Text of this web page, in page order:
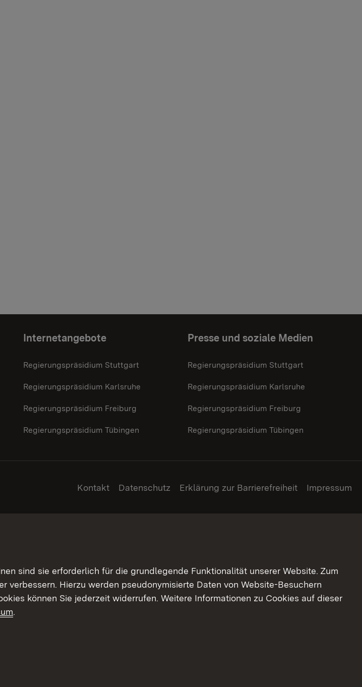
Internetangebote
Regierungspräsidium Stuttgart
Regierungspräsidium Karlsruhe
Regierungspräsidium Freiburg
Regierungspräsidium Tübingen
Presse und soziale Medien
Regierungspräsidium Stuttgart
Regierungspräsidium Karlsruhe
Regierungspräsidium Freiburg
Regierungspräsidium Tübingen
Kontakt Datenschutz Erklärung zur Barrierefreiheit Impressum
sind sie erforderlich für die grundlegende Funktionalität unserer Website. Zum
Hierzu werden pseudonymisierte Daten von Website-Besuchern
können Sie jederzeit widerrufen. Weitere Informationen zu Cookies auf dieser
.